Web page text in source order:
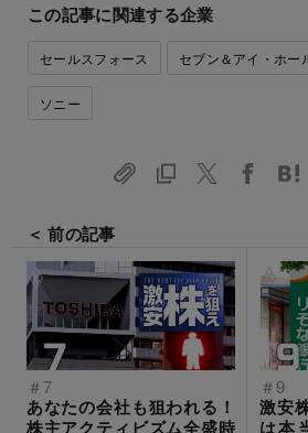
この記事に関連する企業
セールスフォース セブン＆アイ・ホー
ソニー
＜ 前の記事
＃7
あなたの会社も狙われる！
株主アクティビズム全盛時
＃9
激安
は本